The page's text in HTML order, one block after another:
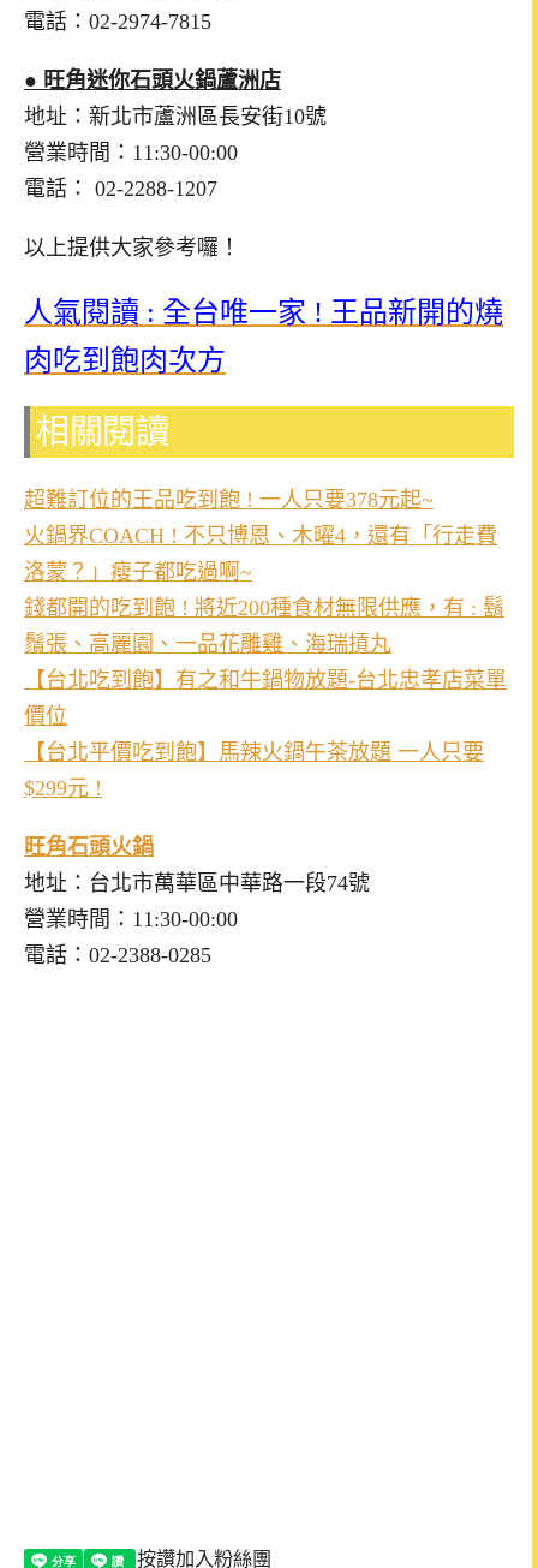
電話：02-2974-7815
● 旺角迷你石頭火鍋蘆洲店
地址：新北市蘆洲區長安街10號
營業時間：11:30-00:00
電話： 02-2288-1207
以上提供大家參考囉！
人氣閱讀 : 全台唯一家 ! 王品新開的燒
肉吃到飽肉次方
相關閱讀
超難訂位的王品吃到飽 ! 一人只要378元起~
火鍋界COACH ! 不只博恩、木曜4，還有「行走費
洛蒙？」瘦子都吃過啊~
錢都開的吃到飽 ! 將近200種食材無限供應，有 : 鬍
鬚張、高麗園、一品花雕雞、海瑞摃丸
【台北吃到飽】有之和牛鍋物放題-台北忠孝店菜單
價位
【台北平價吃到飽】馬辣火鍋午茶放題 一人只要
$299元 !
旺角石頭火鍋
地址：台北市萬華區中華路一段74號
營業時間：11:30-00:00
電話：02-2388-0285
按讚加入粉絲團